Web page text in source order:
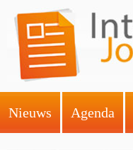
Nieuws Agenda